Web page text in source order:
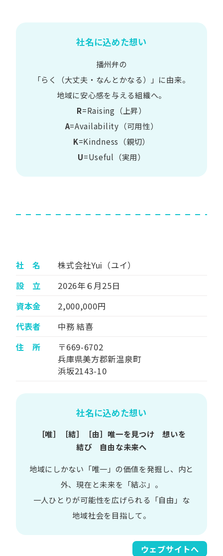
社名に込めた想い
播州弁の
​「らく​（大丈夫・なんとかなる）」に​由来。
地域に​安心感を​与える​組織へ。
R=Raising（上昇）
A=Availability​（可用性）
K=Kindness​（親切）
U=Useful​（実用）​
社 名
株式会社Yui（ユイ）
設 立
2026年６月25日
資本金
2,000,000円
代表者
中務 結喜
住 所
〒669-6702
兵庫県美方郡新温泉町
浜坂2143-10
社名に込めた想い
［唯］​［結］​［由］ 唯一を​見つけ 想いを​
結び 自由な​未来へ
地域に​しかない​「唯一」の​価値を​発掘し、 内と​
外、​現在と​未来を​「結ぶ」。
一人​ひとりが​可能性を​広げられる 「自由」な​
地域社会を​目指して。​
ウェブサイトへ